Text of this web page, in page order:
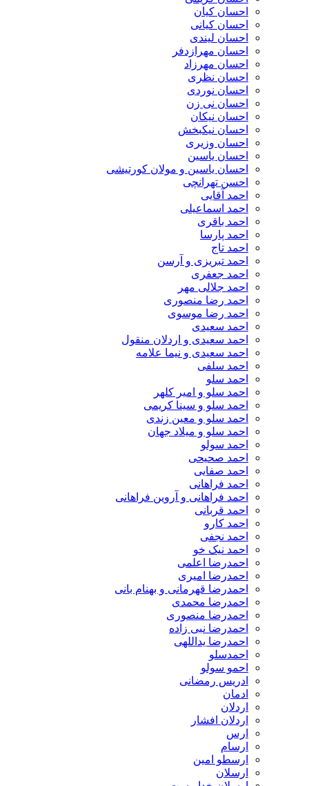
احسان کیان
احسان کیانی
احسان لیندی
احسان مهرازدفر
احسان مهرزاد
احسان نظری
احسان نوردی
احسان نی زن
احسان نیکان
احسان نیکبخش
احسان وزیری
احسان یاسین
احسان یاسین و مولان کورتیشی
احسن تهرانچی
احمد آقایی
احمد اسماعیلی
احمد باقری
احمد پارسا
احمد تاج
احمد تبریزی و آرسن
احمد جعفری
احمد جلالی مهر
احمد رضا منصوری
احمد رضا موسوی
احمد سعیدی
احمد سعیدی و اردلان منقول
احمد سعیدی و نیما علامه
احمد سلفی
احمد سلو
احمد سلو و امیر کلهر
احمد سلو و سینا کریمی
احمد سلو و معین زندی
احمد سلو و میلاد جهان
احمد سولو
احمد صحیحی
احمد صفایی
احمد فراهانی
احمد فراهانی و آروین فراهانی
احمد قربانی
احمد کارو
احمد نجفی
احمد نیک خو
احمدرضا اعلمی
احمدرضا امیری
احمدرضا قهرمانی و بهنام بانی
احمدرضا محمدی
احمدرضا منصوری
احمدرضا نبی زاده
احمدرضا یداللهی
احمدسلو
احمو سولو
ادریس رمضانی
ادمان
اردلان
اردلان افشار
ارس
ارسام
ارسطو امین
ارسلان